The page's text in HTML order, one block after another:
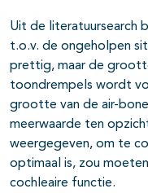
Uit de literatuursearch
t.o.v. de ongeholpen
prettig, maar de
toondrempels wordt
grootte van de air-
meerwaarde ten
weergegeven, om te
optimaal is, zou
cochleaire functie.